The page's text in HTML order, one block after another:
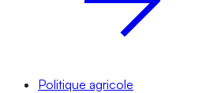
Politique agricole